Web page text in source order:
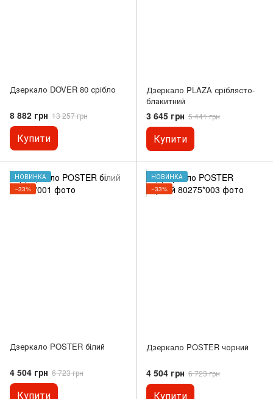
Дзеркало DOVER 80 срібло
8 882 грн 13 257 грн
Купити
Дзеркало PLAZA сріблясто-
блакитний
3 645 грн 5 441 грн
Купити
НОВИНКА
−33%
Дзеркало POSTER білий
4 504 грн 6 723 грн
Купити
НОВИНКА
−33%
Дзеркало POSTER чорний
4 504 грн 6 723 грн
Купити